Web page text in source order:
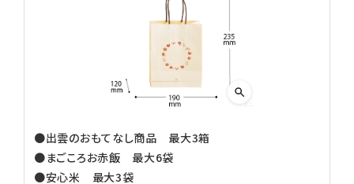
●出雲のおもてなし商品 最大3箱
●まごころお赤飯 最大6袋
●安心米 最大3袋